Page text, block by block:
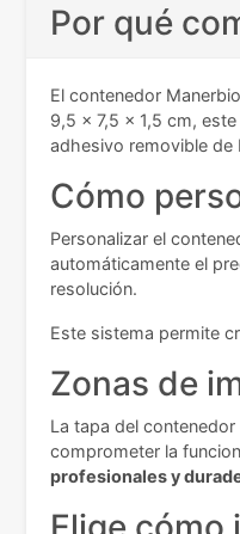
Por qué
El contenedor
9,5 x 7,5 x 1,5 cm,
adhesivo removible de
Cómo
Personalizar el
automáticamente el
resolución.
Este sistema permite
Zonas de
La tapa del
comprometer la
profesionales y